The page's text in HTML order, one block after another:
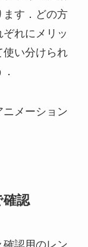
ます．どの方
れにメリッ
使い分けられ
ニメーション
確認